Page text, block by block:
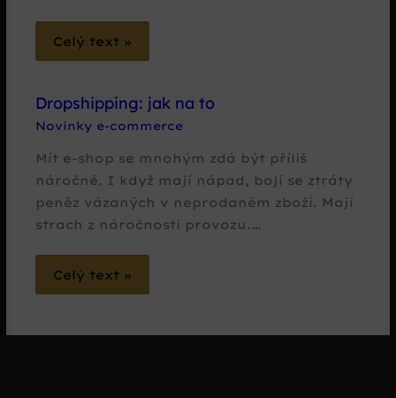
Celý text »
Dropshipping: jak na to
Novinky e-commerce
Mít e-shop se mnohým zdá být příliš
náročné. I když mají nápad, bojí se ztráty
peněz vázaných v neprodaném zboží. Mají
strach z náročnosti provozu.…
Celý text »